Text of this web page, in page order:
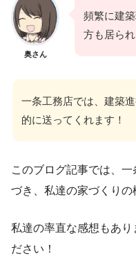
奥さん
頻繁に建
方も居ら
一条工務店では、建築
的に送ってくれます！
このブログ記事では、
づき、私達の家づくりの
私達の率直な感想もあり
ださい！